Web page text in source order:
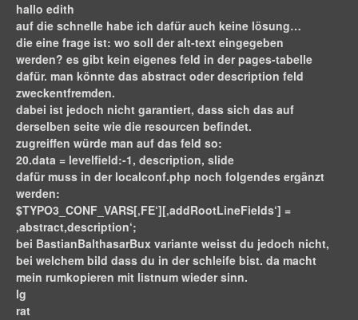
hallo edith
auf die schnelle habe ich dafür auch keine lösung…
die eine frage ist: wo soll der alt-text eingegeben
werden? es gibt kein eigenes feld in der pages-tabelle
dafür. man könnte das abstract oder description feld
zweckentfremden.
dabei ist jedoch nicht garantiert, dass sich das auf
derselben seite wie die resourcen befindet.
zugreiffen würde man auf das feld so:
20.data = levelfield:-1, description, slide
dafür muss in der localconf.php noch folgendes ergänzt
werden:
$TYPO3_CONF_VARS[‚FE‘][‚addRootLineFields‘] =
‚abstract,description‘;
bei BastianBalthasarBux variante weisst du jedoch nicht,
bei welchem bild dass du in der schleife bist. da macht
mein rumkopieren mit listnum wieder sinn.
lg
rat